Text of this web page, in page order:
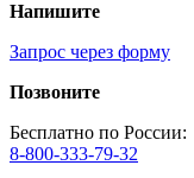
Напишите
Запрос через форму
Позвоните
Бесплатно по России:
8-800-333-79-32